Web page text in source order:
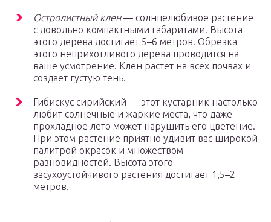
Остролистный клен— солнцелюбивое растение
с довольно компактными габаритами. Высота
этого дерева достигает 5–6 метров. Обрезка
этого неприхотливого дерева проводится на
ваше усмотрение. Клен растет на всех почвах и
создает густую тень.
Гибискус сирийский — этот кустарник настолько
любит солнечные и жаркие места, что даже
прохладное лето может нарушить его цветение.
При этом растение приятно удивит вас широкой
палитрой окрасок и множеством
разновидностей. Высота этого
засухоустойчивого растения достигает 1,5–2
метров.